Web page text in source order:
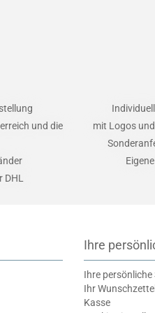
und die
mit Logos
Ihre
Ihre persönliche
Ihr Wunschzettel
Kasse